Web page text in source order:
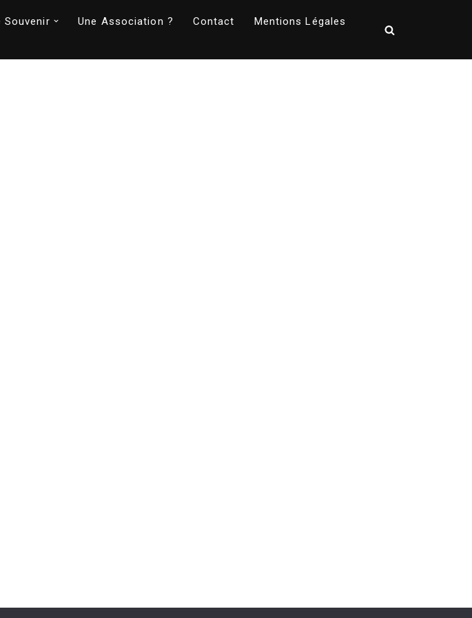
Souvenir Une Association ? Contact
Mentions Légales